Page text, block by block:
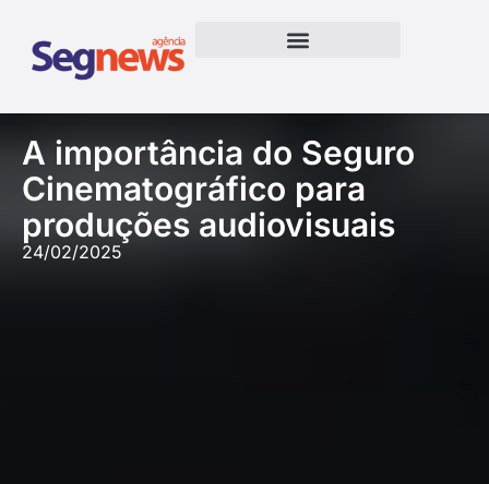
A importância do Seguro
Cinematográfico para
produções audiovisuais
24/02/2025